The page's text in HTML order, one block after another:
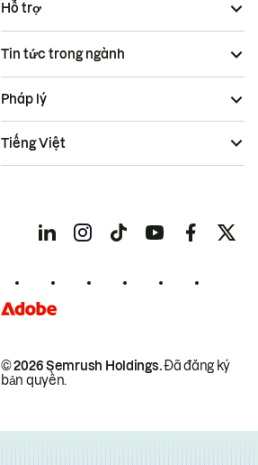
Hỗ trợ
Tin tức trong ngành
© 2026 Semrush Holdings.Đã đăng ký
bản quyền.
Pháp lý
Tiếng Việt